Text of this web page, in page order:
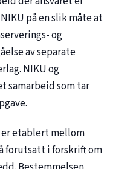
på en slik måte at
og
av separate
NIKU og
samarbeid som tar
er etablert mellom
forutsatt i forskrift om